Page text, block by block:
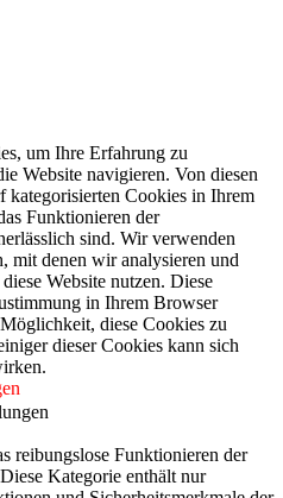
um Ihre Erfahrung zu
Website navigieren. Von diesen
kategorisierten Cookies in Ihrem
Funktionieren der
sind. Wir verwenden
mit denen wir analysieren und
Website nutzen. Diese
in Ihrem Browser
diese Cookies zu
dieser Cookies kann sich
reibungslose Funktionieren der
Kategorie enthält nur